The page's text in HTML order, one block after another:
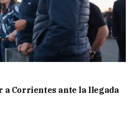
a Corrientes ante la llegada